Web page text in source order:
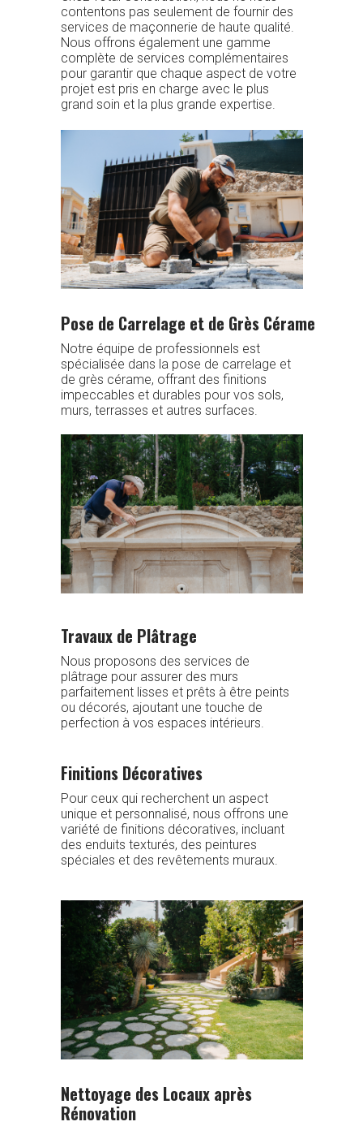
Pose de Carrelage et de Grès Cérame
Notre équipe de professionnels est
spécialisée dans la pose de carrelage et
de grès cérame, offrant des finitions
impeccables et durables pour vos sols,
murs, terrasses et autres surfaces.
contentons pas seulement de fournir des
services de maçonnerie de haute qualité.
Nous offrons également une gamme
complète de services complémentaires
pour garantir que chaque aspect de votre
projet est pris en charge avec le plus
grand soin et la plus grande expertise.
Finitions Décoratives
Pour ceux qui recherchent un aspect
unique et personnalisé, nous offrons une
variété de finitions décoratives, incluant
des enduits texturés, des peintures
spéciales et des revêtements muraux.
Nettoyage des Locaux après
Rénovation
Travaux de Plâtrage
Nous proposons des services de
plâtrage pour assurer des murs
parfaitement lisses et prêts à être peints
ou décorés, ajoutant une touche de
perfection à vos espaces intérieurs.